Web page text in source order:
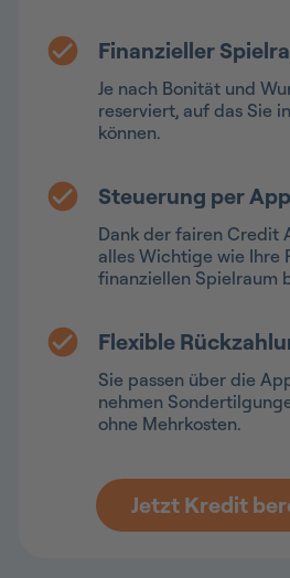
Finanzieller
Je nach Bonität und
reserviert, auf das Sie
können.
Steuerung per App
Dank der fairen Credit
alles Wichtige wie Ihre
finanziellen Spielraum
Flexible
Sie passen über die
nehmen
ohne Mehrkosten.
Jetzt Kredit